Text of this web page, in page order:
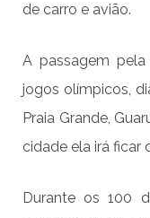
de carro e avião.
A passagem
jogos olímpicos,
Praia Grande,
cidade ela irá ficar
Durante os 100